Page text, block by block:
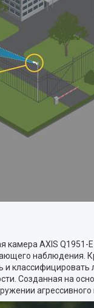
камера AXIS
наблюдения.
и
Созданная на